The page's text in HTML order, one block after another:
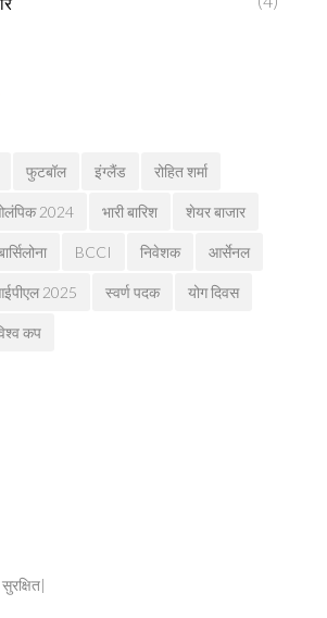
फुटबॉल इंग्लैंड रोहित शर्मा
2024 भारी बारिश शेयर बाजार
BCCI निवेशक आर्सेनल
2025 स्वर्ण पदक योग दिवस
कप